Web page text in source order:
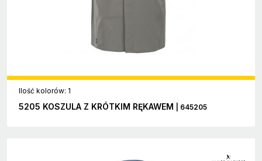
Ilość kolorów: 1
5205 KOSZULA Z KRÓTKIM RĘKAWEM | 645205